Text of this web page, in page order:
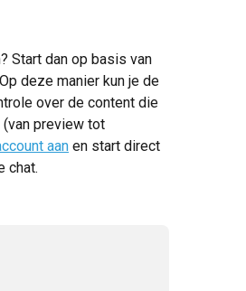
Start dan op basis van
deze manier kun je de
over de content die
preview tot
aan en start direct
chat.